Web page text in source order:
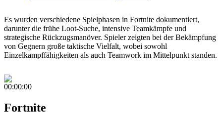
Es wurden verschiedene Spielphasen in Fortnite dokumentiert,
darunter die frühe Loot-Suche, intensive Teamkämpfe und
strategische Rückzugsmanöver. Spieler zeigten bei der Bekämpfung
von Gegnern große taktische Vielfalt, wobei sowohl
Einzelkampffähigkeiten als auch Teamwork im Mittelpunkt standen.
00:00:00
Fortnite